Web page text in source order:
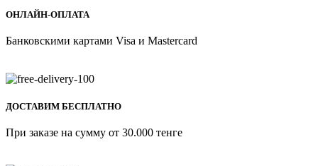
ОНЛАЙН-ОПЛАТА
Банковскими картами Visa и Mastercard
ДОСТАВИМ БЕСПЛАТНО
При заказе на сумму от 30.000 тенге